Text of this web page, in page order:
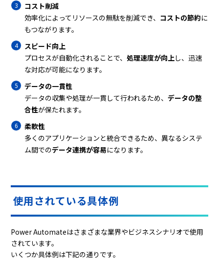
コスト削減
効率化によってリソースの無駄を削減でき、 コストの節約に
もつながります。
スピード向上
プロセスが自動化されることで、処理速度が向上 し、迅速
な対応が可能になります。
データの一貫性
データの収集や処理が一貫して行われるため、データの整
合性が保たれます。
柔軟性
多くのアプリケーションと統合できるため、異なるシステ
ム間でのデータ連携が容易になります。
使用されている具体例
Power Automateはさまざまな業界やビジネスシナリオで使用
されています。
いくつか具体例は下記の通りです。